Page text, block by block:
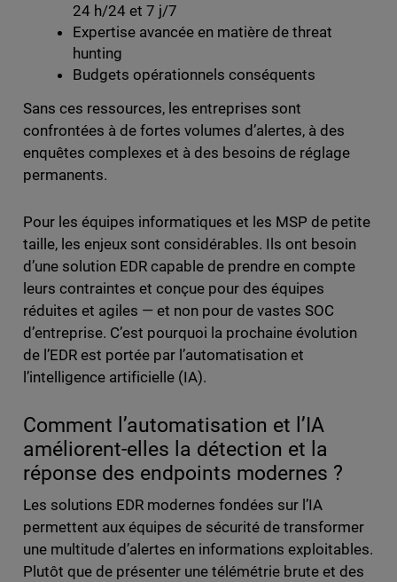
24 h/24 et 7 j/7
Expertise avancée en matière de threat
hunting
Budgets opérationnels conséquents
Sans ces ressources, les entreprises sont
confrontées à de fortes volumes d’alertes, à des
enquêtes complexes et à des besoins de réglage
permanents.
Pour les équipes informatiques et les MSP de petite
taille, les enjeux sont considérables. Ils ont besoin
d’une solution EDR capable de prendre en compte
leurs contraintes et conçue pour des équipes
réduites et agiles — et non pour de vastes SOC
d’entreprise. C’est pourquoi la prochaine évolution
de l’EDR est portée par l’automatisation et
l’intelligence artificielle (IA).
Comment l’automatisation et l’IA
améliorent-elles la détection et la
réponse des endpoints modernes ?
Les solutions EDR modernes fondées sur l’IA
permettent aux équipes de sécurité de transformer
une multitude d’alertes en informations exploitables.
Plutôt que de présenter une télémétrie brute et des